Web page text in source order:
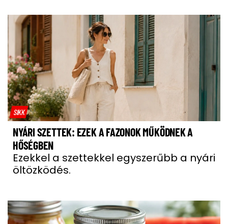
SIKK
NYÁRI SZETTEK: EZEK A FAZONOK MŰKÖDNEK A
HŐSÉGBEN
Ezekkel a szettekkel egyszerűbb a nyári
öltözködés.